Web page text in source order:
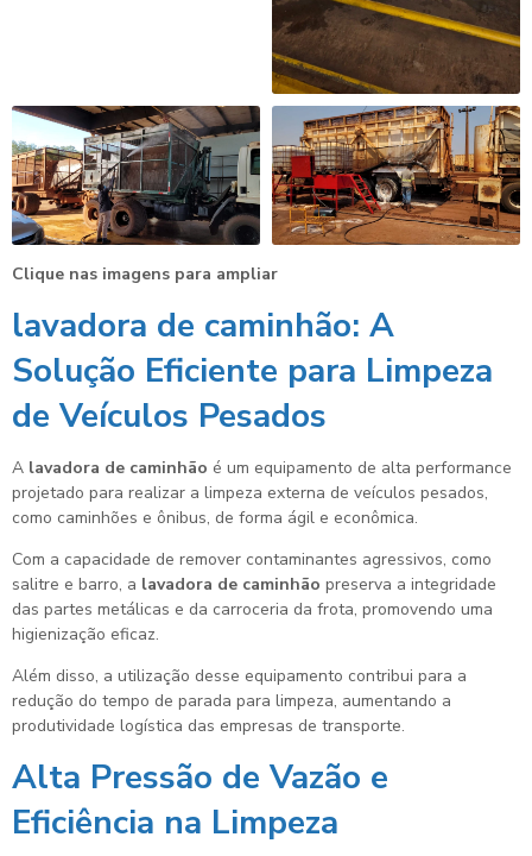
Clique nas imagens para ampliar
lavadora de caminhão: A
Solução Eficiente para Limpeza
de Veículos Pesados
A lavadora de caminhão é um equipamento de alta performance
projetado para realizar a limpeza externa de veículos pesados,
como caminhões e ônibus, de forma ágil e econômica.
Com a capacidade de remover contaminantes agressivos, como
salitre e barro, a lavadora de caminhão preserva a integridade
das partes metálicas e da carroceria da frota, promovendo uma
higienização eficaz.
Além disso, a utilização desse equipamento contribui para a
redução do tempo de parada para limpeza, aumentando a
produtividade logística das empresas de transporte.
Alta Pressão de Vazão e
Eficiência na Limpeza